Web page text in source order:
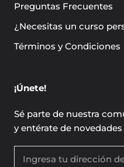
Preguntas Frecuentes
¿Necesitas un curso
Términos y Condiciones
¡Únete!
Sé parte de nuestra
y entérate de